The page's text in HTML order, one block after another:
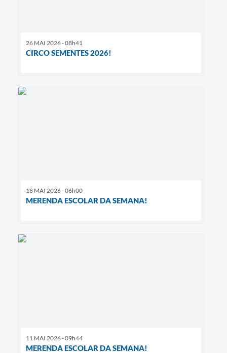
26 MAI 2026 - 08h41
CIRCO SEMENTES 2026!
18 MAI 2026 - 06h00
MERENDA ESCOLAR DA SEMANA!
11 MAI 2026 - 09h44
MERENDA ESCOLAR DA SEMANA!